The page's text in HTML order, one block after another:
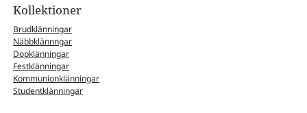
Kollektioner
Brudklänningar
Näbbklännngar
Dopklänningar
Festklänningar
Kommunionklänningar
Studentklänningar